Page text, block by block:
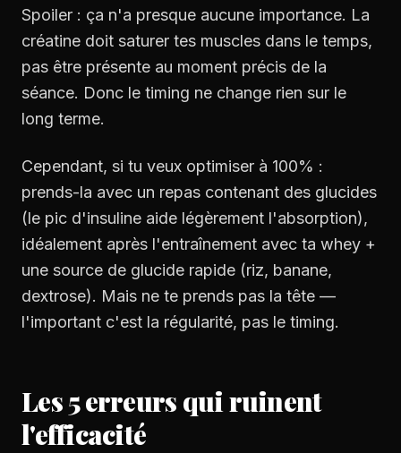
Spoiler : ça n'a presque aucune importance. La
créatine doit saturer tes muscles dans le temps,
pas être présente au moment précis de la
séance. Donc le timing ne change rien sur le
long terme.
Cependant, si tu veux optimiser à 100% :
prends-la avec un repas contenant des glucides
(le pic d'insuline aide légèrement l'absorption),
idéalement après l'entraînement avec ta whey +
une source de glucide rapide (riz, banane,
dextrose). Mais ne te prends pas la tête —
l'important c'est la régularité, pas le timing.
Les 5 erreurs qui ruinent
l'efficacité